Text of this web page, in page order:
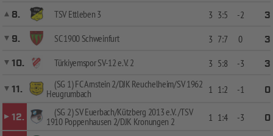
8.
TSV Ettleben 3 3 3:5 -2
3
9.
SC 1900 Schweinfurt 3 7:7 0
3
10.
Türkiyemspor SV-12 e.V. 2 3 5:8 -3
3
11.
(SG 1) FC Arnstein 2/DJK Reuchelheim/SV 1962
Heugrumbach
1 1:2 -1 0
12.
(SG 2) SV Euerbach/Kützberg 2013 e.V. /TSV
1910 Poppenhausen 2/DJK Kronungen 2
1 1:4 -3
0